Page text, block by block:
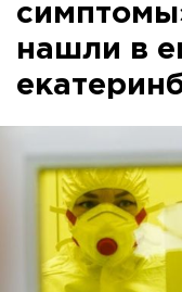
нашли в